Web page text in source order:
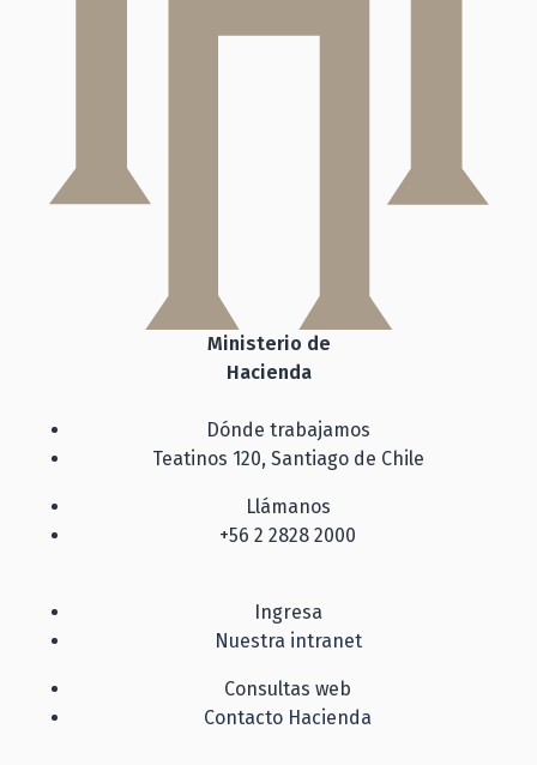
Ministerio de
Hacienda
Dónde trabajamos
Teatinos 120, Santiago de Chile
Llámanos
+56 2 2828 2000
Ingresa
Nuestra intranet
Consultas web
Contacto Hacienda